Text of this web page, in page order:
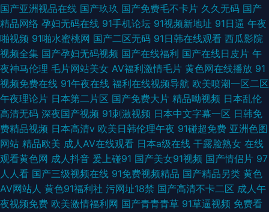
国产亚洲视品在线 国产玖玖 国产免费毛不卡片 久久无码 国产
精品网络 孕妇无码在线 91手机论坛 91视频新地址 91日逼 午夜
啪视频 91啪水蜜桃网 国产二区无码 91日韩在线观看 西瓜影院
视频全集 国产孕妇无码视频 国产在线福利 国产在线日皮片 午
夜神马伦理 毛片网站美女 AV福利激情毛片 黄色网在线播放 91
视频免费在线 91午夜在线 福利在线视频导航 欧美喷潮一区二区
午夜理论片 日本第二片区 国产免费大片 精品呦视频 日本乱伦
高清无码 深夜国产视频 91刺激视频 日本中文字幕一区 日韩免
费精品视频 日本高清v 欧美日韩伦理午夜 91碰超免费 亚洲色图
网站 精品欧美 成人AV在线观看 日本a级在线 干露脸熟女 在线
观看黄色网 成人抖音 爰上碰91 国产美女91视频 国产情侣片 97
人人看 国产三级视频在线 91免费视频精品 国产精品另类 黄色
AV网站人 黄色91福利社 污网址18禁 国产高清不卡二区 成人午
夜视频免费 欧美激情福利网 国产青青青草 91草逼视频 免费看